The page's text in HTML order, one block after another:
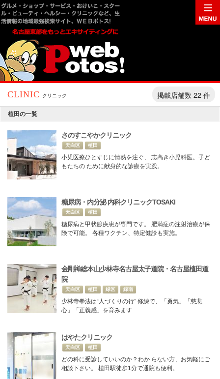
CLINIC クリニック 掲載店舗数 22 件
植田の一覧
さのすこやかクリニック
天白区 植田
小児医療ひとすじに情熱を注ぐ、 志高き小児科医。子ど
もたちの ために献身的な診療を実践。
糖尿病・内分泌 内科クリニックTOSAKI
天白区 植田
糖尿病と甲状腺疾患が専門です。 肥満症の注射治療が保
険で可能。 各種ワクチン、特定健診も実施。
金剛禅総本山少林寺名古屋太子道院・名古屋植田道
院
天白区 植田 緑区 緑南
少林寺拳法は“人づくりの行” 修練で、「勇気」「慈悲
心」「正義感」を育みます
はやたクリニック
天白区 植田
どの科に受診していいのか？わか らない方、お気軽にご
相談下さい。 植田駅徒歩1分で通院も便利。